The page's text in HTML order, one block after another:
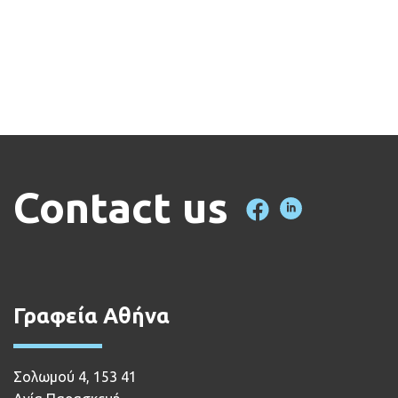
Contact us
Γραφεία Αθήνα
Σολωμού 4, 153 41